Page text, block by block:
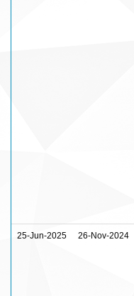
25-Jun-2025 26-Nov-2024